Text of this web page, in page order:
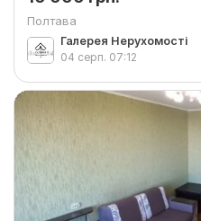
Полтава
Галерея Нерухомості
04 серп. 07:12